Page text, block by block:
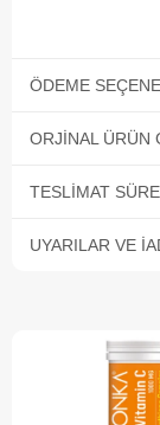
ÖDEME
ORJINAL ÜRÜN
TESLIMAT
UYARILAR VE